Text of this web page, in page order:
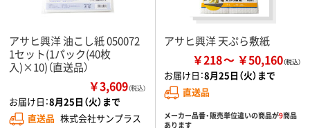
アサヒ興洋 油こし紙 050072
1セット(1パック(40枚
入)×10)（直送品）
￥3,609（税込）
お届け日：8月25日（火）まで
直送品 株式会社サンプラス
アサヒ興洋 天ぷら敷紙
￥218 ￥50,160
お届け日：8月25日（火）まで
直送品
メーカー品番・販売単位違いの商品が9商品
あります